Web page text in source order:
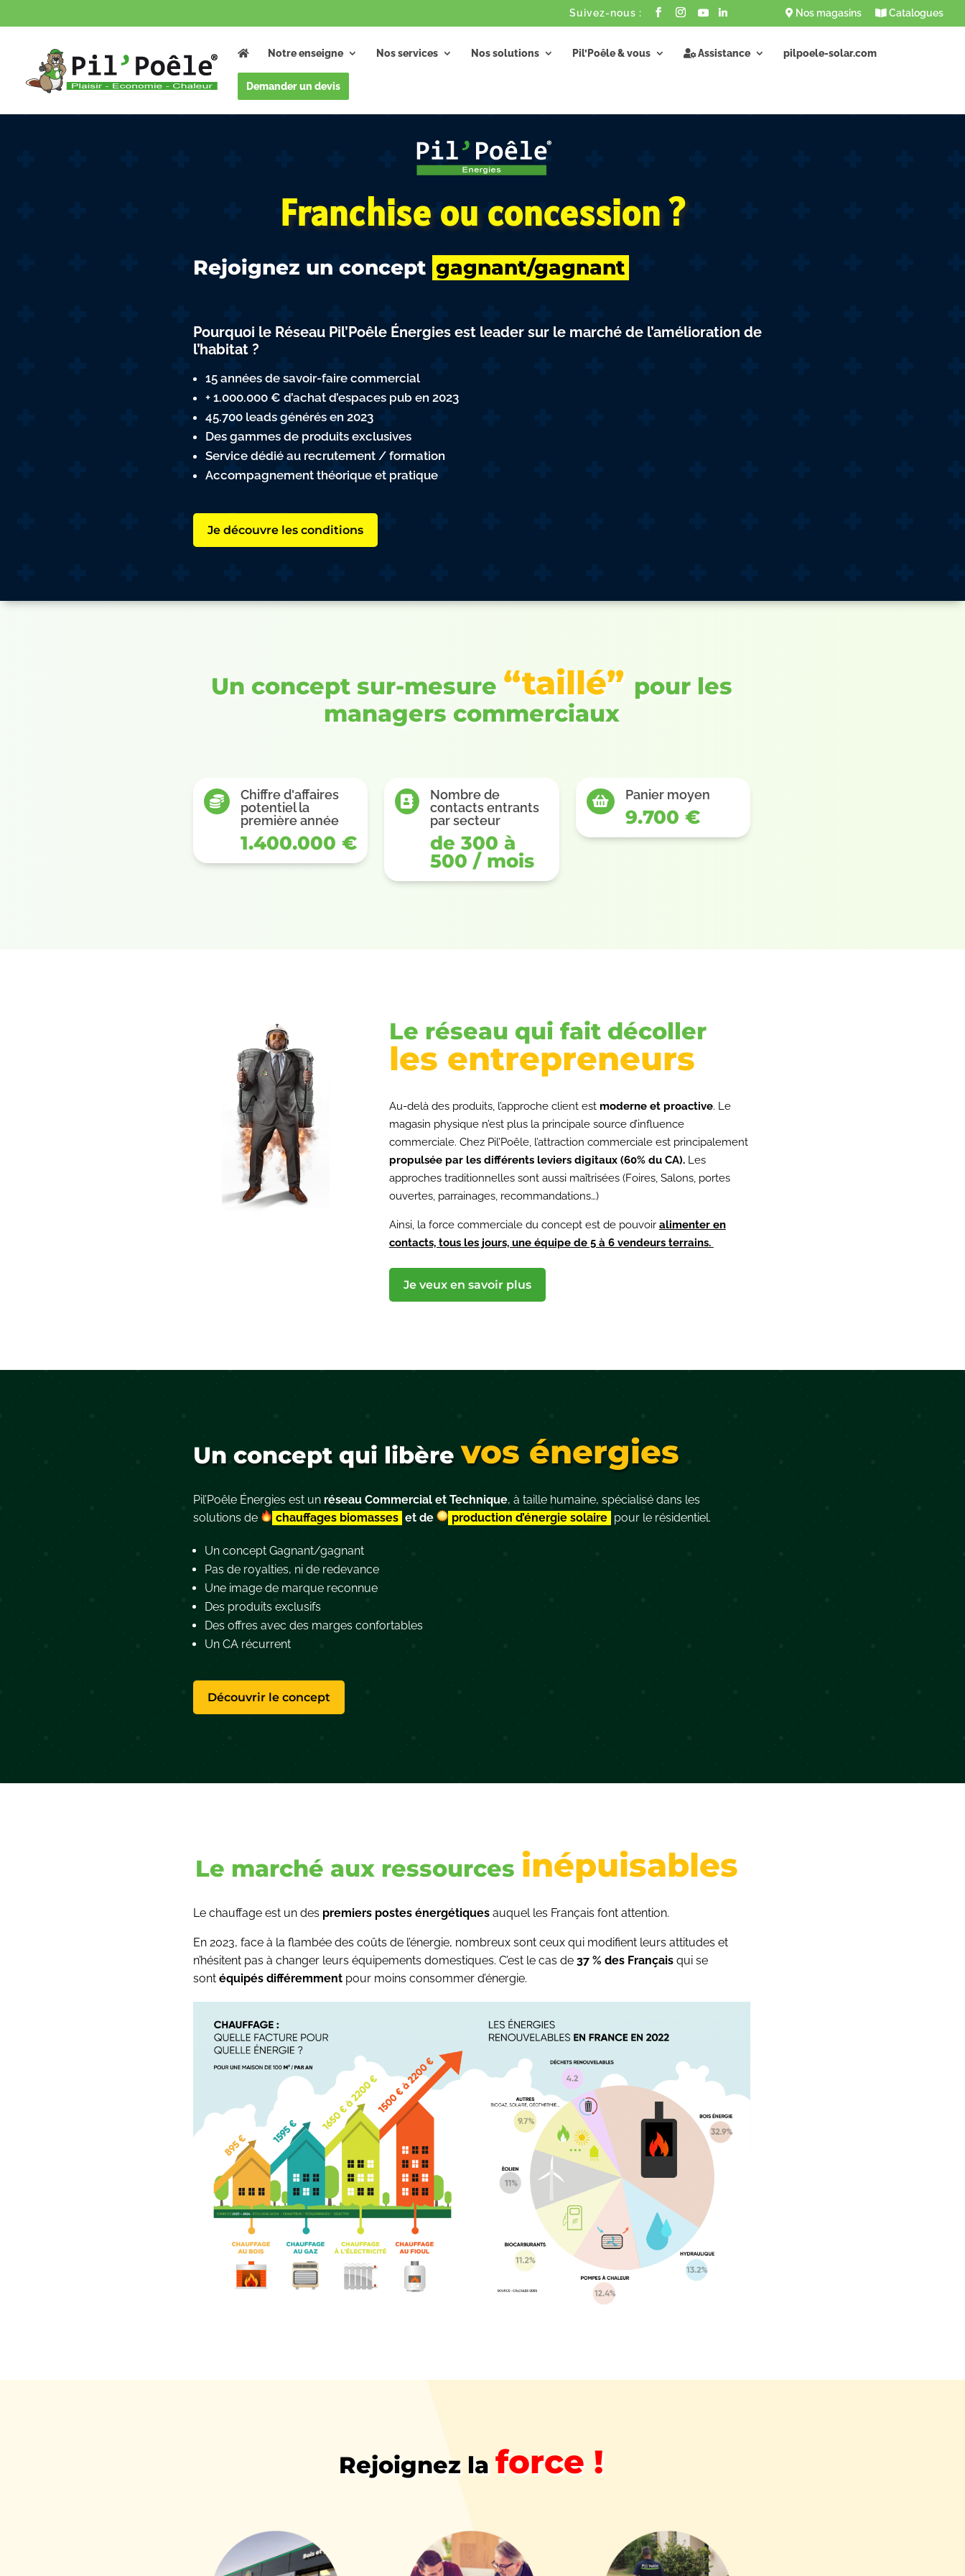
Nos magasins Catalogues
Notre enseigne Nos services Nos solutions Pil’Poêle & vous Assistance pilpoele-solar.com
Demander un devis
Franchise ou concession ?
Rejoignez un concept gagnant/gagnant
Pourquoi le Réseau Pil’Poêle Énergies est leader sur le marché de l’amélioration de
l’habitat ?
15 années de savoir-faire commercial
+ 1.000.000 € d’achat d’espaces pub en 2023
45.700 leads générés en 2023
Des gammes de produits exclusives
Service dédié au recrutement / formation
Accompagnement théorique et pratique
Je découvre les conditions
Un concept sur-mesure “taillé” pour les
managers commerciaux

Chiffre d'affaires
potentiel la
première année
1.400.000 €

Nombre de
contacts entrants
par secteur
de 300 à
500 / mois
 Panier moyen
9.700 €
Le réseau qui fait décoller
les entrepreneurs
Au-delà des produits, l’approche client est moderne et proactive. Le
magasin physique n’est plus la principale source d’influence
commerciale. Chez Pil’Poêle, l’attraction commerciale est principalement
propulsée par les différents leviers digitaux (60% du CA). Les
approches traditionnelles sont aussi maîtrisées (Foires, Salons, portes
ouvertes, parrainages, recommandations…)
Ainsi, la force commerciale du concept est de pouvoir alimenter en
contacts, tous les jours, une équipe de 5 à 6 vendeurs terrains.
Je veux en savoir plus
Un concept qui libèrevos énergies
Pil’Poêle Énergies est un réseau Commercial et Technique, à taille humaine, spécialisé dans les
solutions de
chauffages biomasses et de production d’énergie solaire pour le résidentiel.
Un concept Gagnant/gagnant
Pas de royalties, ni de redevance
Une image de marque reconnue
Des produits exclusifs
Des offres avec des marges confortables
Un CA récurrent
Découvrir le concept
Le marché aux ressources inépuisables
Le chauffage est un des premiers postes énergétiquesauquel les Français font attention.
En 2023, face à la flambée des coûts de l’énergie, nombreux sont ceux qui modifient leurs attitudes et
n’hésitent pas à changer leurs équipements domestiques. C’est le cas de 37 % des Français qui se
sont équipés différemment pour moins consommer d’énergie.
Rejoignez laforce !